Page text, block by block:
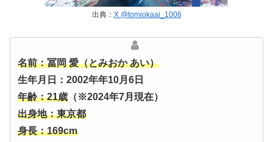
出典： X @tomiokaai_1006
名前：冨岡 愛（とみおか あい）
生年月日：2002年年10月6日
年齢：21歳 （※2024年7月現在）
出身地：東京都
身長：169cm